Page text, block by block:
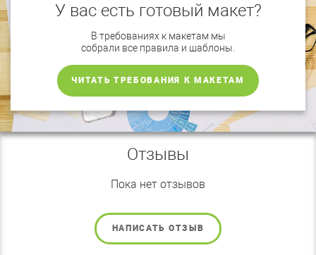
У вас есть готовый макет?
В требованиях к макетам мы
собрали все правила и шаблоны.
ЧИТАТЬ ТРЕБОВАНИЯ К МАКЕТАМ
Отзывы
Пока нет отзывов
НАПИСАТЬ ОТЗЫВ